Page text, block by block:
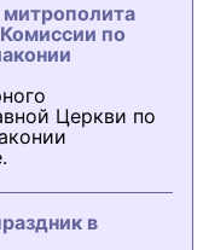
по
Церкви по
в